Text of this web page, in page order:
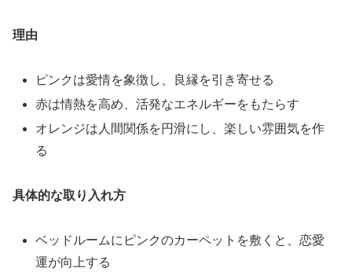
理由
ピンクは愛情を象徴し、良縁を引き寄せる
赤は情熱を高め、活発なエネルギーをもたらす
オレンジは人間関係を円滑にし、楽しい雰囲気を作
る
具体的な取り入れ方
ベッドルームにピンクのカーペットを敷くと、恋愛
運が向上する